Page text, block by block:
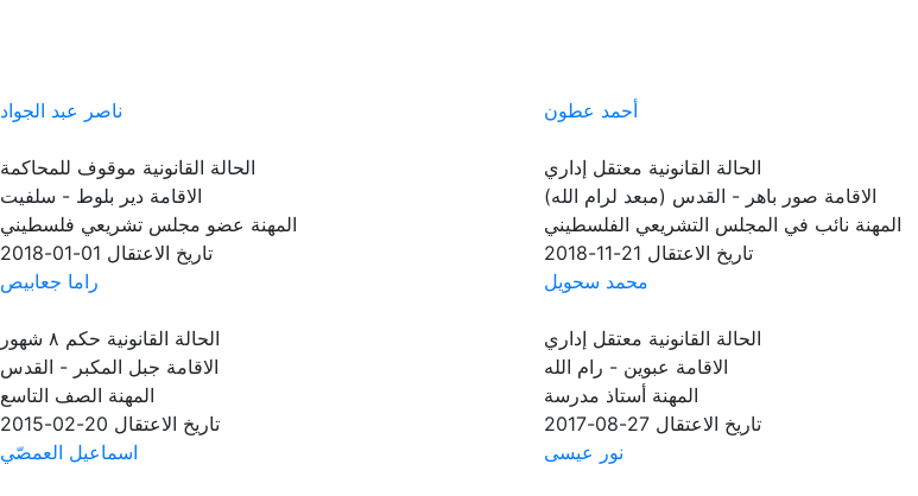
أحمد عطون
الحالة القانونية معتقل إداري
الاقامة صور باهر - القدس (مبعد لرام الله)
المهنة نائب في المجلس التشريعي الفلسطيني
تاريخ الاعتقال 21-11-2018
ناصر عبد الجواد
الحالة القانونية موقوف للمحاكمة
الاقامة دير بلوط - سلفيت
المهنة عضو مجلس تشريعي فلسطيني
تاريخ الاعتقال 01-01-2018
محمد سحويل
الحالة القانونية معتقل إداري
الاقامة عبوين - رام الله
المهنة أستاذ مدرسة
تاريخ الاعتقال 27-08-2017
راما جعابيص
الحالة القانونية حكم ٨ شهور
الاقامة جبل المكبر - القدس
المهنة الصف التاسع
تاريخ الاعتقال 20-02-2015
نور عيسى اسماعيل العمصّي